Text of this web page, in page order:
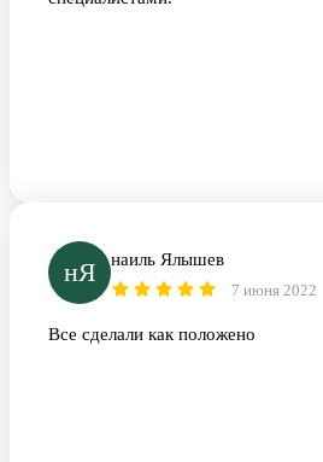
нЯ наиль Ялышев
7 июня 2022
Все сделали как положено